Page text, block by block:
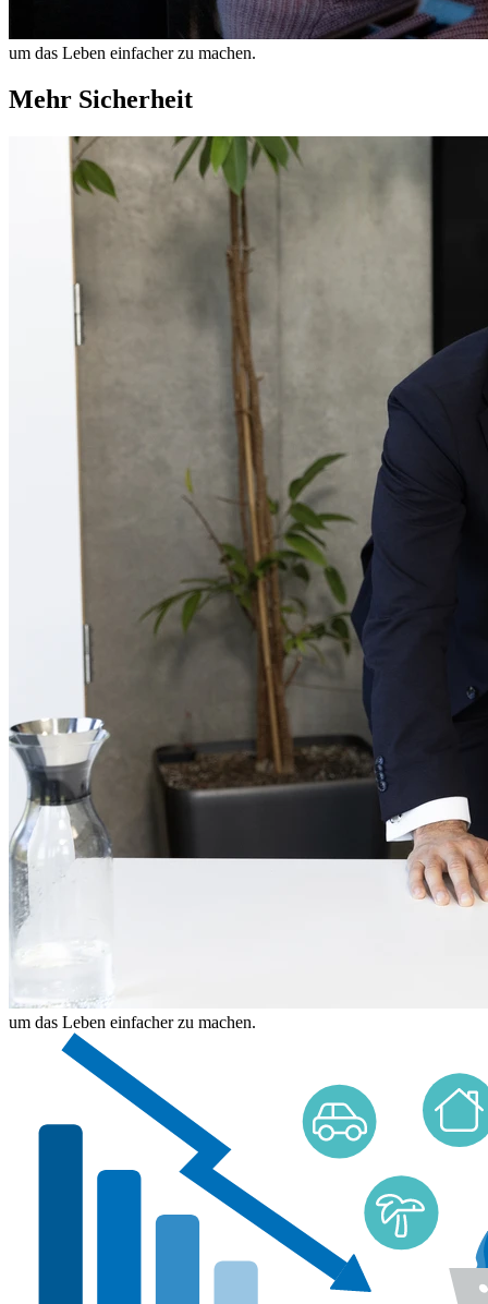
um das Leben einfacher zu machen.
Mehr Sicherheit
um das Leben einfacher zu machen.